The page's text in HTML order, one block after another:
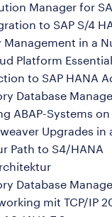
Manager for
to SAP S/4
Management in a
Platform
to SAP HANA
Database
ABAP-Systems
Upgrades in
Path to S4/HANA
Database
mit TCP/IP